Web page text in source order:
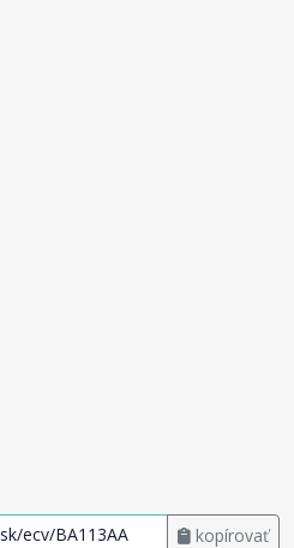
kopírovať